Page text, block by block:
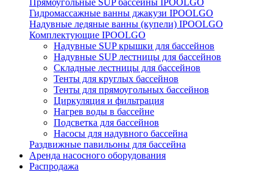
Прямоугольные SUP бассейны IPOOLGO
Гидромассажные ванны джакузи IPOOLGO
Надувные ледяные ванны (купели) IPOOLGO
Комплектующие IPOOLGO
Надувные SUP крышки для бассейнов
Надувные SUP лестницы для бассейнов
Складные лестницы для бассейнов
Тенты для круглых бассейнов
Тенты для прямоугольных бассейнов
Циркуляция и фильтрация
Нагрев воды в бассейне
Подсветка для бассейнов
Насосы для надувного бассейна
Раздвижные павильоны для бассейна
Аренда насосного оборудования
Распродажа